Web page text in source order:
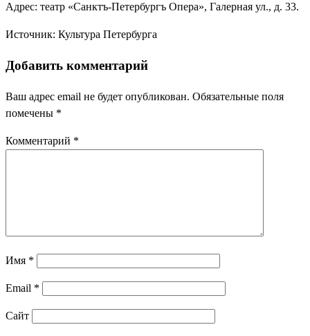
Адрес: театр «Санктъ-Петербургъ Опера», Галерная ул., д. 33.
Источник: Культура Петербурга
Добавить комментарий
Ваш адрес email не будет опубликован. Обязательные поля
помечены *
Комментарий *
Имя *
Email *
Сайт